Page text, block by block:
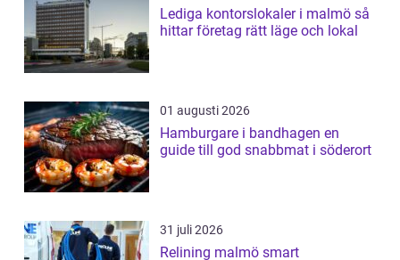
Lediga kontorslokaler i malmö så
hittar företag rätt läge och lokal
01 augusti 2026
Hamburgare i bandhagen en
guide till god snabbmat i söderort
31 juli 2026
Relining malmö smart